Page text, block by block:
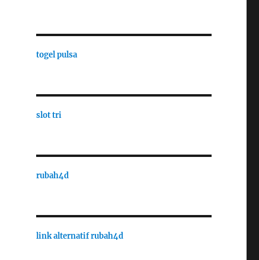
togel pulsa
slot tri
rubah4d
link alternatif rubah4d